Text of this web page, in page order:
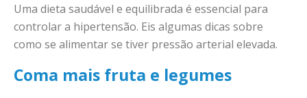
Uma dieta saudável e equilibrada é essencial para
controlar a hipertensão. Eis algumas dicas sobre
como se alimentar se tiver pressão arterial elevada.
Coma mais fruta e legumes